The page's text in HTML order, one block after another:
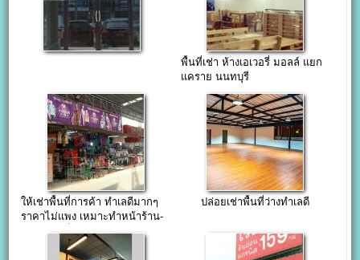
พื้นที่เช่า ห้างเอเวอรี่ มอลล์ แยก
แคราย นนทบุรี
ให้เช่าพื้นที่การค้า ทำเลดีมากๆ
ราคาไม่แพง เหมาะทำหน้าร้าน-
ค้าส่ง-จัดเก็บสินค้า
ปล่อยเช่าพื้นที่ว่างทำเลดี